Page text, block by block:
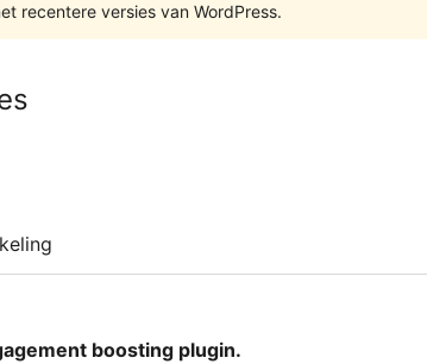
recentere versies van WordPress.
boosting plugin.